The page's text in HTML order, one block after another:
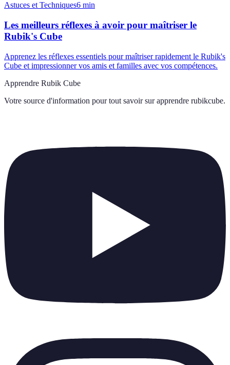
Astuces et Techniques6 min
Les meilleurs réflexes à avoir pour maîtriser le
Rubik's Cube
Apprenez les réflexes essentiels pour maîtriser rapidement le Rubik's
Cube et impressionner vos amis et familles avec vos compétences.
Apprendre Rubik Cube
Votre source d'information pour tout savoir sur apprendre rubikcube.